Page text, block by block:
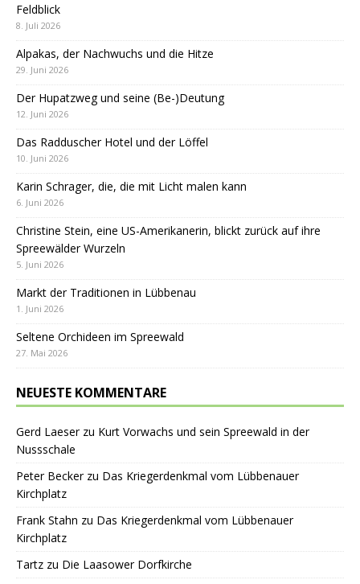
Feldblick
8. Juli 2026
Alpakas, der Nachwuchs und die Hitze
29. Juni 2026
Der Hupatzweg und seine (Be-)Deutung
12. Juni 2026
Das Radduscher Hotel und der Löffel
10. Juni 2026
Karin Schrager, die, die mit Licht malen kann
6. Juni 2026
Christine Stein, eine US-Amerikanerin, blickt zurück auf ihre
Spreewälder Wurzeln
5. Juni 2026
Markt der Traditionen in Lübbenau
1. Juni 2026
Seltene Orchideen im Spreewald
27. Mai 2026
NEUESTE KOMMENTARE
Gerd Laeserzu Kurt Vorwachs und sein Spreewald in der
Nussschale
Peter Beckerzu Das Kriegerdenkmal vom Lübbenauer
Kirchplatz
Frank Stahn zu Das Kriegerdenkmal vom Lübbenauer
Kirchplatz
Tartz zu Die Laasower Dorfkirche